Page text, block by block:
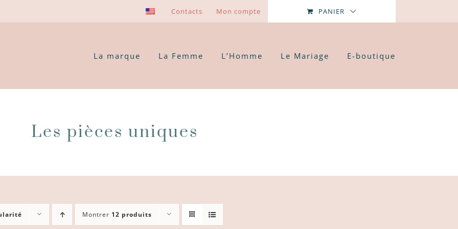
Contacts Mon compte PANIER
La marque La Femme L’Homme Le Mariage E-boutique
Les pièces uniques
Montrer 12 produits